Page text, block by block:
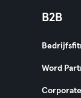
B2B
Word